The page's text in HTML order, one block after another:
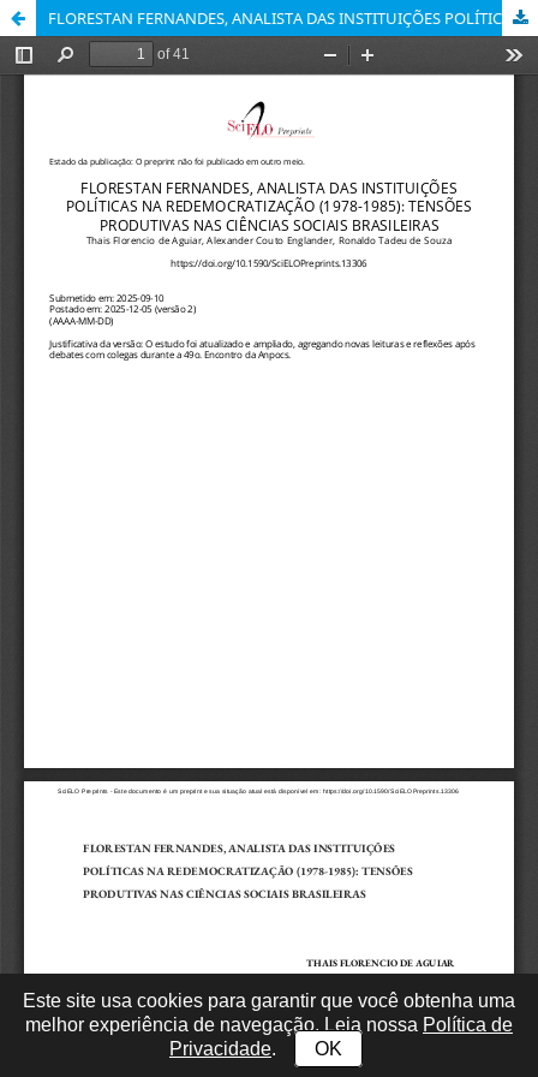
FLORESTAN FERNANDES, ANALISTA DAS INSTITUIÇÕES POLÍTICAS NA REDEMOCRATIZAÇÃO (1978-1985): TENSÕES PRODUTIVAS NAS CIÊNCIAS SOCIAIS BRASILEIRAS
Este site usa cookies para garantir que você obtenha uma
melhor experiência de navegação. Leia nossa Política de
Privacidade. OK